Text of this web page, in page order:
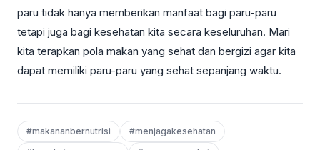
paru tidak hanya memberikan manfaat bagi paru-paru
tetapi juga bagi kesehatan kita secara keseluruhan. Mari
kita terapkan pola makan yang sehat dan bergizi agar kita
dapat memiliki paru-paru yang sehat sepanjang waktu.
#makananbernutrisi
#menjagakesehatan